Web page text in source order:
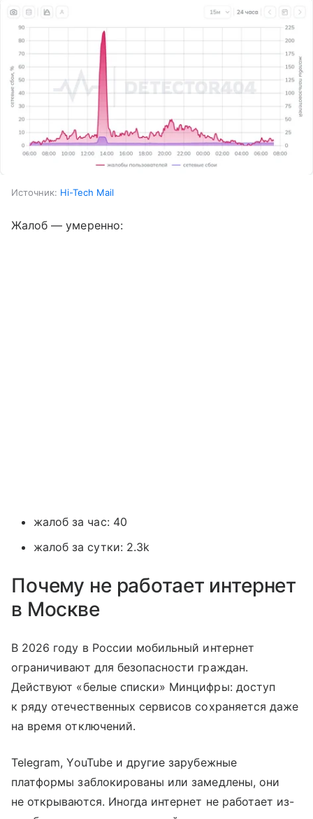
Источник: Hi-Tech Mail
Жалоб — умеренно:
жалоб за час: 40
жалоб за сутки: 2.3k
Почему не работает интернет
в Москве
В 2026 году в России мобильный интернет
ограничивают для безопасности граждан.
Действуют «белые списки» Минцифры: доступ
к ряду отечественных сервисов сохраняется даже
на время отключений.
Telegram, YouTube и другие зарубежные
платформы заблокированы или замедлены, они
не открываются. Иногда интернет не работает из-